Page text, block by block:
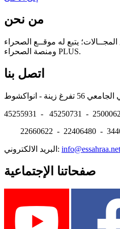
من نحن
يتبع له موقــع الصحراء
ومنصة الصحراء PLUS.
اتصل بنا
22660622 - 22406480 -
البريد الالكتروني: info@essahraa.net
صفحاتنا الإجتماعية